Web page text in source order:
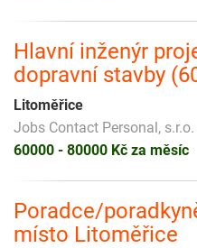
Hlavní inženýr
dopravní stavby
Litoměřice
Jobs Contact Personal, s.r.o.
60000 - 80000 Kč za měsíc
Poradce/
místo Litoměřice